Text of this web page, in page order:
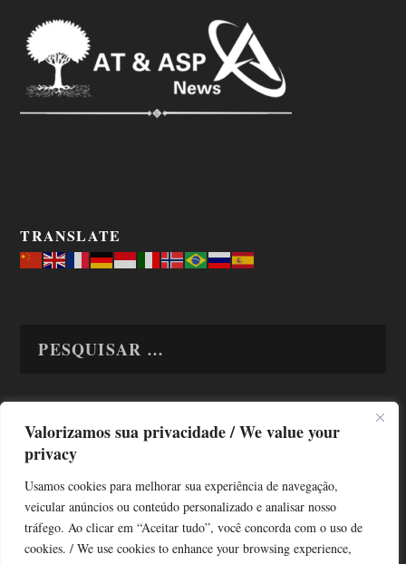
Valorizamos sua privacidade / We value your
privacy
Usamos cookies para melhorar sua experiência de navegação,
veicular anúncios ou conteúdo personalizado e analisar nosso
tráfego. Ao clicar em “Aceitar tudo”, você concorda com o uso de
cookies. / We use cookies to enhance your browsing experience,
TRANSLATE
TODAS OS ASSUNTOS